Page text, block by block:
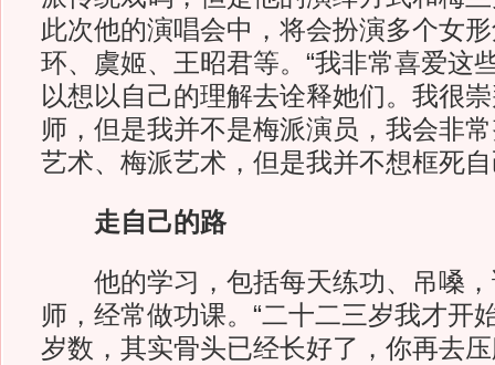
此次他的演唱会中，将会扮演多个女
环、虞姬、王昭君等。“我非常喜爱这
以想以自己的理解去诠释她们。我很
师，但是我并不是梅派演员，我会非
艺术、梅派艺术，但是我并不想框死自
走自己的路
他的学习，包括每天练功、吊嗓，
师，经常做功课。“二十二三岁我才开
岁数，其实骨头已经长好了，你再去